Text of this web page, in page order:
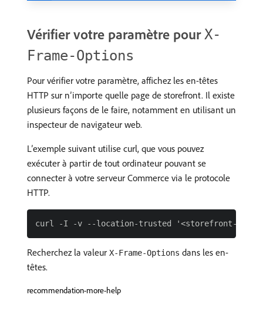
Vérifier votre paramètre pourX-
Frame-Options
Pour vérifier votre paramètre, affichez les en-têtes
HTTP sur n’importe quelle page de storefront. Il existe
plusieurs façons de le faire, notamment en utilisant un
inspecteur de navigateur web.
L’exemple suivant utilise curl, que vous pouvez
exécuter à partir de tout ordinateur pouvant se
connecter à votre serveur Commerce via le protocole
HTTP.
Recherchez la valeur X-Frame-Options dans les en-
têtes.
recommendation-more-help